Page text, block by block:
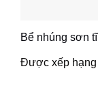
Bể nhúng sơn
Được xếp hạng